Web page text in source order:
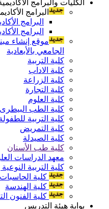
الكليات والبرامج
البرامج
البرامج
البرامج
موقع إنشاء
الجامعي بالأبعادية
كلية التربية
كلية الاداب
كلية الزراعة
كلية التجارة
كلية العلوم
كلية الطب البيطرى
كلية التربية
كلية التمريض
كلية الصيدلة
كلية طب الأسنان
معهد الدراسات
كلية التربية النوعية
كلية
كلية الهندسة
كلية الفنون
بوابة هيئة التدريس